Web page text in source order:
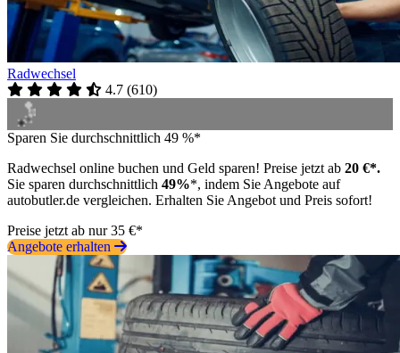
Radwechsel
4.7 (610)
Sparen Sie durchschnittlich 49 %*
Radwechsel online buchen und Geld sparen! Preise jetzt ab 20 €*.
Sie sparen durchschnittlich 49%*, indem Sie Angebote auf
autobutler.de vergleichen. Erhalten Sie Angebot und Preis sofort!
Preise jetzt ab nur 35 €*
Angebote erhalten